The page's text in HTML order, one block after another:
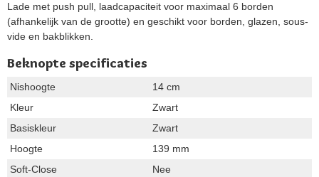
Lade met push pull, laadcapaciteit voor maximaal 6 borden
(afhankelijk van de grootte) en geschikt voor borden, glazen, sous-
vide en bakblikken.
Beknopte specificaties
Nishoogte
14 cm
Kleur
Zwart
Basiskleur
Zwart
Hoogte
139 mm
Soft-Close
Nee